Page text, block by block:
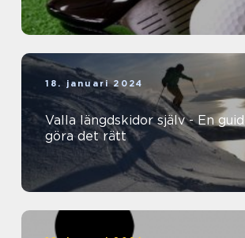
18. januari 2024
Valla längdskidor själv - En
göra det rätt